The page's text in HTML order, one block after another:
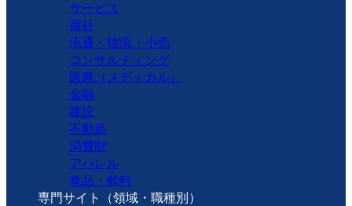
サービス
商社
流通・物流・小売
コンサルティング
医療（メディカル）
金融
建設
不動産
消費財
アパレル
食品・飲料
専門サイト（領域・職種別）